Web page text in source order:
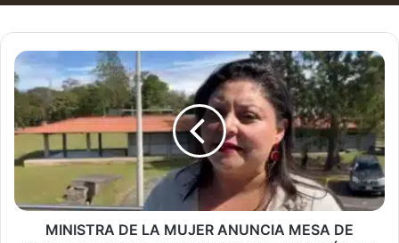
MINISTRA
DE
LA
MUJER
ANUNCIA
MESA
DE
TRABAJO
PARA
FORTALECER
MINISTRA DE LA MUJER ANUNCIA MESA DE